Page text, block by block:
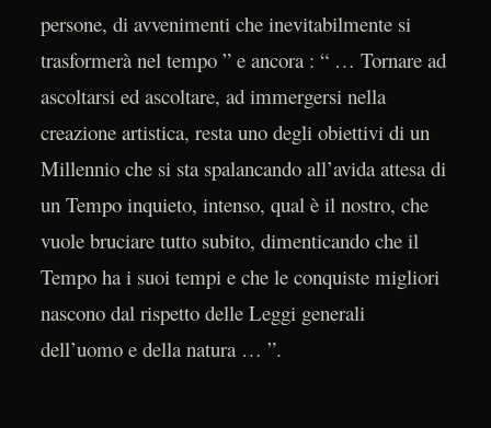
persone, di avvenimenti che inevitabilmente si
trasformerà nel tempo ” e ancora : “ … Tornare ad
ascoltarsi ed ascoltare, ad immergersi nella
creazione artistica, resta uno degli obiettivi di un
Millennio che si sta spalancando all’avida attesa di
un Tempo inquieto, intenso, qual è il nostro, che
vuole bruciare tutto subito, dimenticando che il
Tempo ha i suoi tempi e che le conquiste migliori
nascono dal rispetto delle Leggi generali
dell’uomo e della natura … ”.